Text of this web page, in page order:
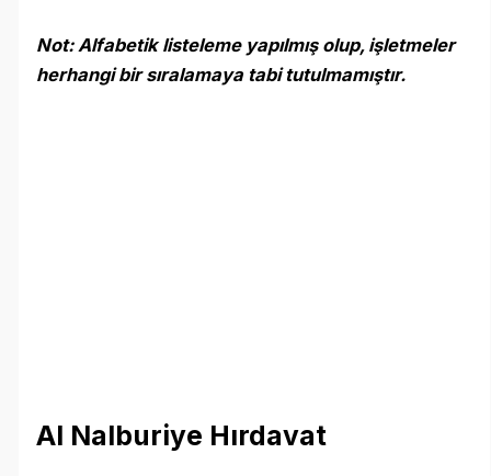
Not: Alfabetik listeleme yapılmış olup, işletmeler
herhangi bir sıralamaya tabi tutulmamıştır.
Al Nalburiye Hırdavat